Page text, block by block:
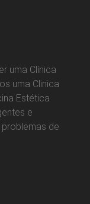
uma Clínica
uma Clinica
Estética
e
de